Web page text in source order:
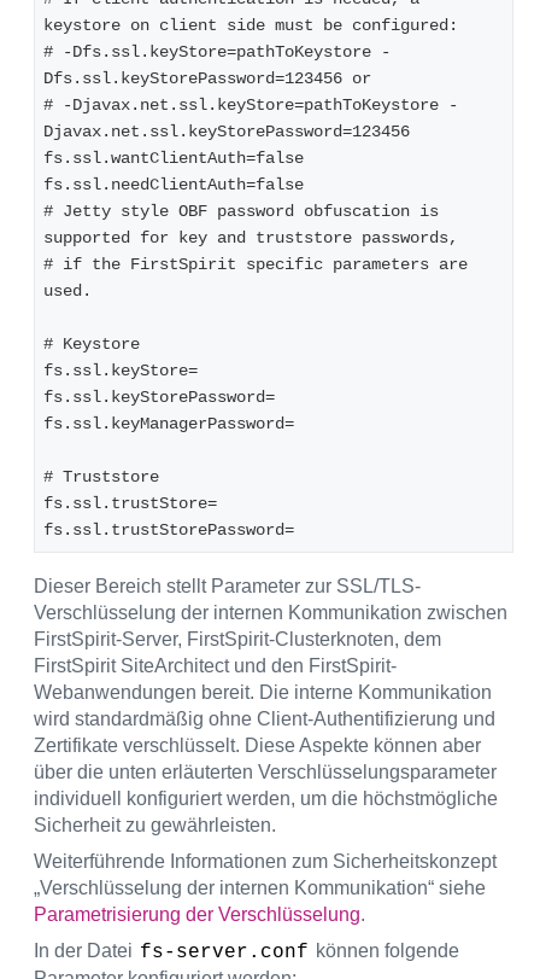
keystore on client side must be configured:
# -Dfs.ssl.keyStore=pathToKeystore -
Dfs.ssl.keyStorePassword=123456 or
# -Djavax.net.ssl.keyStore=pathToKeystore -
Djavax.net.ssl.keyStorePassword=123456
fs.ssl.wantClientAuth=false
fs.ssl.needClientAuth=false
# Jetty style OBF password obfuscation is
supported for key and truststore passwords,
# if the FirstSpirit specific parameters are
used.
# Keystore
fs.ssl.keyStore=
fs.ssl.keyStorePassword=
fs.ssl.keyManagerPassword=
# Truststore
fs.ssl.trustStore=
fs.ssl.trustStorePassword=
Dieser Bereich stellt Parameter zur SSL/TLS-
Verschlüsselung der internen Kommunikation zwischen
FirstSpirit-Server, FirstSpirit-Clusterknoten, dem
FirstSpirit SiteArchitect und den FirstSpirit-
Webanwendungen bereit. Die interne Kommunikation
wird standardmäßig ohne Client-Authentifizierung und
Zertifikate verschlüsselt. Diese Aspekte können aber
über die unten erläuterten Verschlüsselungsparameter
individuell konfiguriert werden, um die höchstmögliche
Sicherheit zu gewährleisten.
Weiterführende Informationen zum Sicherheitskonzept
„Verschlüsselung der internen Kommunikation“ siehe
Parametrisierung der Verschlüsselung.
In der Datei fs-server.conf können folgende